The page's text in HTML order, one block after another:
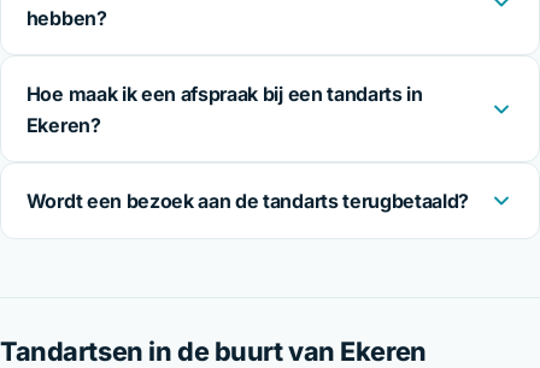
hebben?
Hoe maak ik een afspraak bij een tandarts in
Ekeren?
Wordt een bezoek aan de tandarts terugbetaald?
Tandartsen in de buurt van Ekeren